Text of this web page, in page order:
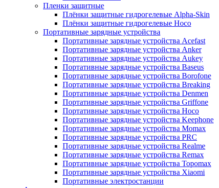
Пленки защитные
Плёнки защитные гидрогелевые Alpha-Skin
Плёнки защитные гидрогелевые Hoco
Портативные зарядные устройства
Портативные зарядные устройства Acefast
Портативные зарядные устройства Anker
Портативные зарядные устройства Aukey
Портативные зарядные устройства Baseus
Портативные зарядные устройства Borofone
Портативные зарядные устройства Breaking
Портативные зарядные устройства Denmen
Портативные зарядные устройства Griffone
Портативные зарядные устройства Hoco
Портативные зарядные устройства Keephone
Портативные зарядные устройства Momax
Портативные зарядные устройства PRC
Портативные зарядные устройства Realme
Портативные зарядные устройства Remax
Портативные зарядные устройства Topomax
Портативные зарядные устройства Xiaomi
Портативные электростанции